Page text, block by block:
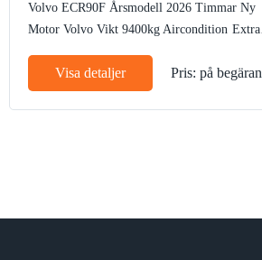
Volvo ECR90F Årsmodell 2026 Timmar Ny
Motor Volvo Vikt 9400kg Aircondition Extra
ArbetsbelysningBandstyrningRotellaAutogas
CE märke
Visa detaljer Pris: på begäran